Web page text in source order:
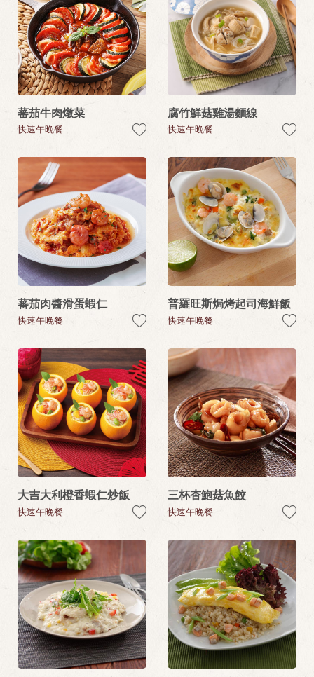
蕃茄牛肉燉菜
快速午晚餐
腐竹鮮菇雞湯麵線
快速午晚餐
蕃茄肉醬滑蛋蝦仁
快速午晚餐
普羅旺斯焗烤起司海鮮飯
快速午晚餐
大吉大利橙香蝦仁炒飯
快速午晚餐
三杯杏鮑菇魚餃
快速午晚餐